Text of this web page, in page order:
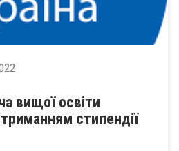
вищої освіти
стипендії